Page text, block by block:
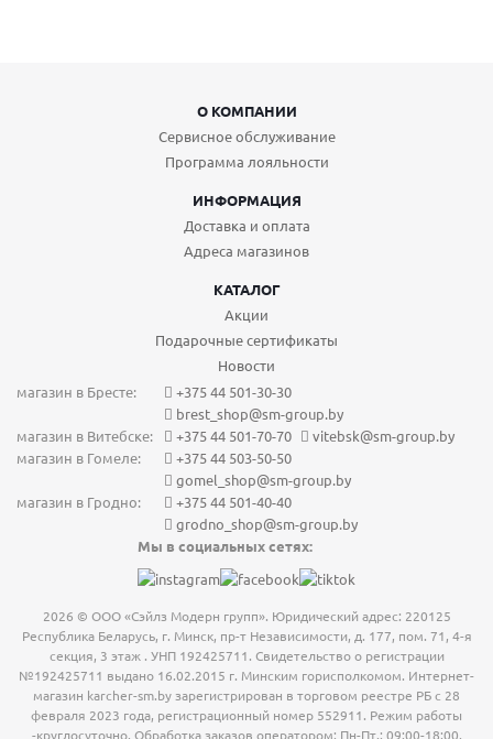
О КОМПАНИИ
Сервисное обслуживание
Программа лояльности
ИНФОРМАЦИЯ
Доставка и оплата
Адреса магазинов
КАТАЛОГ
Акции
Подарочные сертификаты
Новости
магазин в Бресте:
+375 44 501-30-30
brest_shop@sm-group.by
магазин в Витебске:
+375 44 501-70-70
vitebsk@sm-group.by
магазин в Гомеле:
+375 44 503-50-50
gomel_shop@sm-group.by
магазин в Гродно:
+375 44 501-40-40
grodno_shop@sm-group.by
Мы в социальных сетях:
2026 © ООО «Сэйлз Модерн групп». Юридический адрес: 220125
Республика Беларусь, г. Минск, пр-т Независимости, д. 177, пом. 71, 4-я
секция, 3 этаж . УНП 192425711. Свидетельство о регистрации
№192425711 выдано 16.02.2015 г. Минским горисполкомом. Интернет-
магазин karcher-sm.by зарегистрирован в торговом реестре РБ с 28
февраля 2023 года, регистрационный номер 552911. Режим работы
-круглосуточно. Обработка заказов оператором: Пн-Пт.: 09:00-18:00.